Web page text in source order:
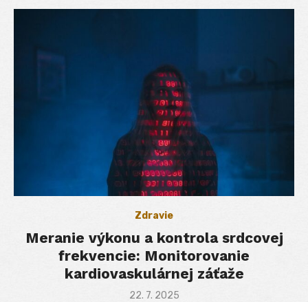
Zdravie
Meranie výkonu a kontrola srdcovej
frekvencie: Monitorovanie
kardiovaskulárnej záťaže
Posted
22. 7. 2025